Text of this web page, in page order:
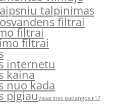
talpinimas
vandens filtrai
filtrai
filtrai
internetu
kaina
nuo kada
pigiauvasarines padangos r17